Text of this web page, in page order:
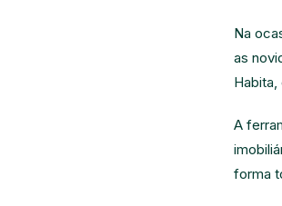
Na
as
Habita,
A
forma